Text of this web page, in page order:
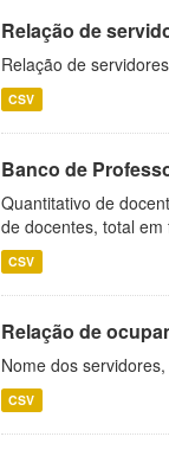
Relação de
Relação de
CSV
Banco de
Quantitativo de
de docentes, total
CSV
Relação de
Nome dos
CSV